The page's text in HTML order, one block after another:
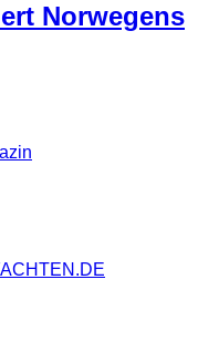
Norwegens